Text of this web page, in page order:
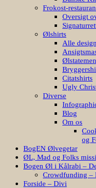
Frokost-
Oversigt
Ølshirts
Alle
Citatshirts
Ugly
Diverse
Blog
Om os
og
BogEN Ølvegetar
ØL, Mad og Folks
Bogen Øl i Kålrabi –
Crowdfunding –
Forside – Divi